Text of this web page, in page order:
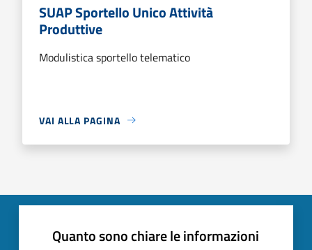
SUAP Sportello Unico Attività
Produttive
Modulistica sportello telematico
VAI ALLA PAGINA
Quanto sono chiare le informazioni